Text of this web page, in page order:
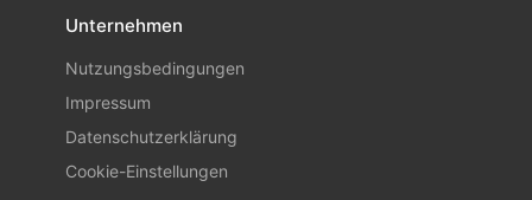
Unternehmen
Nutzungsbedingungen
Impressum
Datenschutzerklärung
Cookie-Einstellungen